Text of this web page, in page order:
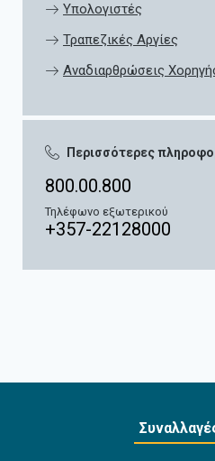
Υπολογιστές
Τραπεζικές Αργίες
Αναδιαρθρώσεις
Περισσότερες
800.00.800
Τηλέφωνο εξωτερικού
+357-22128000